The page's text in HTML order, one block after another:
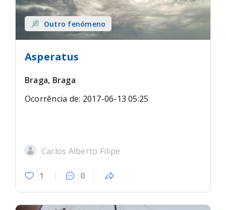
Outro fenómeno
Asperatus
Braga, Braga
Ocorrência de: 2017-06-13 05:25
Carlos Alberto Filipe
1 0